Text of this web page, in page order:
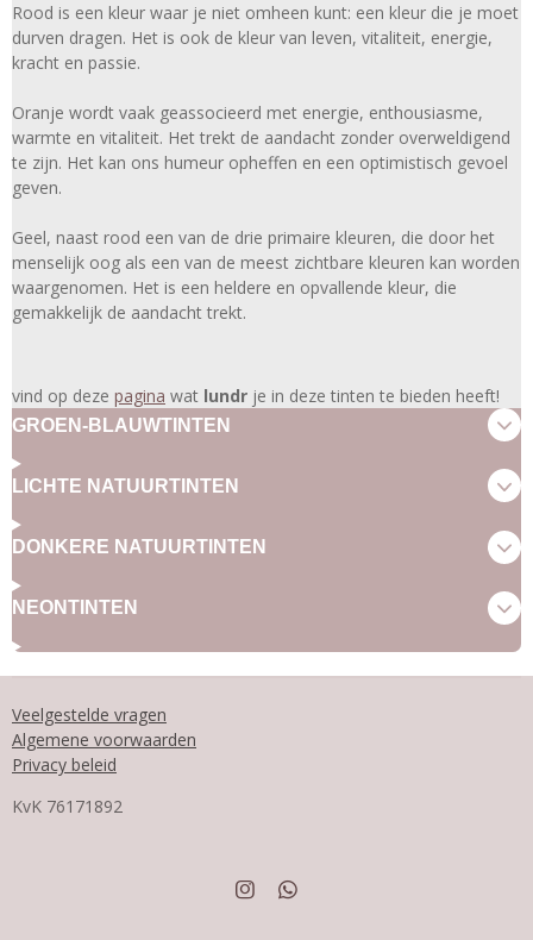
Rood is een kleur waar je niet omheen kunt: een kleur die je moet
durven dragen. Het is ook de kleur van leven, vitaliteit, energie,
kracht en passie.
Oranje wordt vaak geassocieerd met energie, enthousiasme,
warmte en vitaliteit. Het trekt de aandacht zonder overweldigend
te zijn. Het kan ons humeur opheffen en een optimistisch gevoel
geven.
Geel, naast rood een van de drie primaire kleuren, die door het
menselijk oog als een van de meest zichtbare kleuren kan worden
waargenomen. Het is een heldere en opvallende kleur, die
gemakkelijk de aandacht trekt.
vind op deze pagina wat lundr je in deze tinten te bieden heeft!
GROEN-BLAUWTINTEN
LICHTE NATUURTINTEN
DONKERE NATUURTINTEN
NEONTINTEN
Veelgestelde vragen
Algemene voorwaarden
Privacy beleid
KvK 76171892
I
W